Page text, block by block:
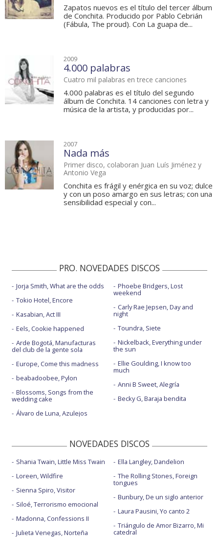
Zapatos nuevos es el título del tercer álbum
de Conchita. Producido por Pablo Cebrián
(Fábula, The proud). Con La guapa de...
2009
4.000 palabras
Cuatro mil palabras en trece canciones
4.000 palabras es el título del segundo
álbum de Conchita. 14 canciones con letra y
música de la artista, y producidas por...
2007
Nada más
Primer disco, colaboran Juan Luís Jiménez y
Antonio Vega
Conchita es frágil y enérgica en su voz; dulce
y con un poso amargo en sus letras; con una
sensibilidad especial y con...
PRO. NOVEDADES DISCOS
Jorja Smith, What are the odds
Tokio Hotel, Encore
Kasabian, Act III
Eels, Cookie happened
Arde Bogotá, Manufacturas
del club de la gente sola
Europe, Come this madness
beabadoobee, Pylon
Blossoms, Songs from the
wedding cake
Álvaro de Luna, Azulejos
Phoebe Bridgers, Lost
weekend
Carly Rae Jepsen, Day and
night
Toundra, Siete
Nickelback, Everything under
the sun
Ellie Goulding, I know too
much
Anni B Sweet, Alegría
Becky G, Baraja bendita
NOVEDADES DISCOS
Shania Twain, Little Miss Twain
Loreen, Wildfire
Sienna Spiro, Visitor
Siloé, Terrorismo emocional
Madonna, Confessions II
Julieta Venegas, Norteña
Ella Langley, Dandelion
The Rolling Stones, Foreign
tongues
Bunbury, De un siglo anterior
Laura Pausini, Yo canto 2
Triángulo de Amor Bizarro, Mi
catedral